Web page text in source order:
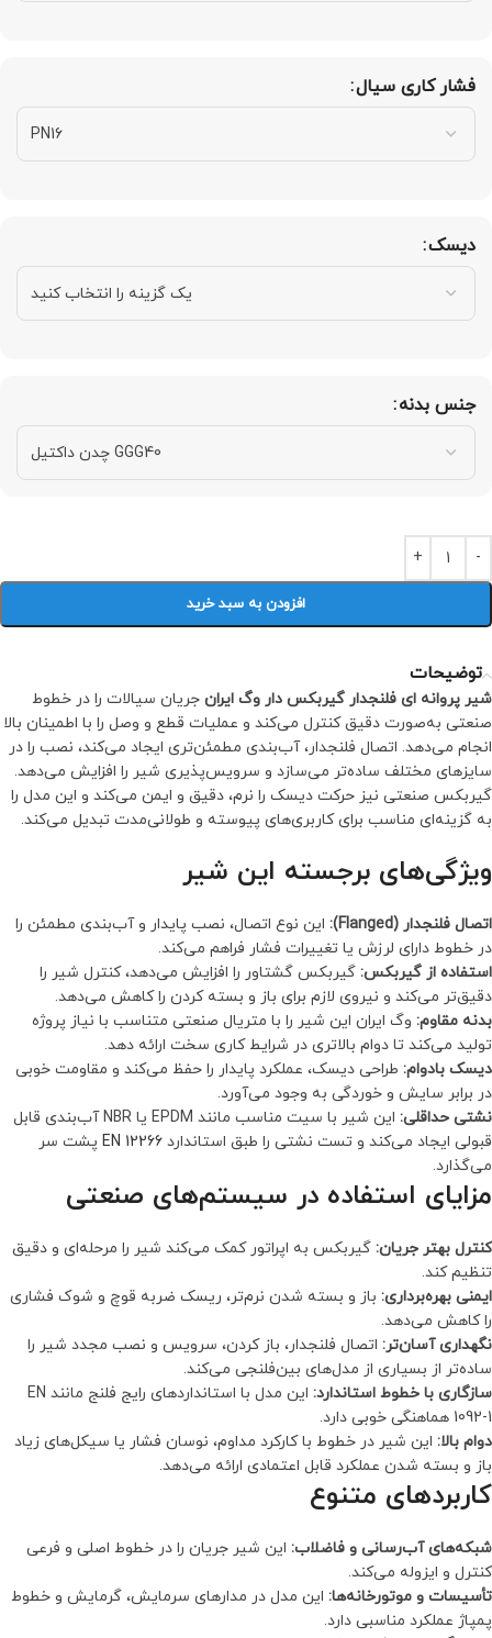
فشار کاری سیال
دیسک
جنس بدنه
افزودن به سبد خرید
توضیحات
شیر پروانه ای فلنجدار گیربکس دار وگ ایران جریان سیالات را در خطوط
صنعتی به‌صورت دقیق کنترل می‌کند و عملیات قطع و وصل را با اطمینان بالا
انجام می‌دهد. اتصال فلنجدار، آب‌بندی مطمئن‌تری ایجاد می‌کند، نصب را در
سایزهای مختلف ساده‌تر می‌سازد و سرویس‌پذیری شیر را افزایش می‌دهد.
گیربکس صنعتی نیز حرکت دیسک را نرم، دقیق و ایمن می‌کند و این مدل را
به گزینه‌ای مناسب برای کاربری‌های پیوسته و طولانی‌مدت تبدیل می‌کند.
ویژگی‌های برجسته این شیر
اتصال فلنجدار (Flanged):
این نوع اتصال، نصب پایدار و آب‌بندی مطمئن را
در خطوط دارای لرزش یا تغییرات فشار فراهم می‌کند.
استفاده از گیربکس: گیربکس گشتاور را افزایش می‌دهد، کنترل شیر را
دقیق‌تر می‌کند و نیروی لازم برای باز و بسته کردن را کاهش می‌دهد.
بدنه مقاوم: وگ ایران این شیر را با متریال صنعتی متناسب با نیاز پروژه
تولید می‌کند تا دوام بالاتری در شرایط کاری سخت ارائه دهد.
دیسک بادوام: طراحی دیسک، عملکرد پایدار را حفظ می‌کند و مقاومت خوبی
در برابر سایش و خوردگی به وجود می‌آورد.
نشتی حداقلی:
این شیر با سیت مناسب مانند EPDM یا NBR آب‌بندی قابل
قبولی ایجاد می‌کند و تست نشتی را طبق استاندارد EN 12266 پشت سر
می‌گذارد.
مزایای استفاده در سیستم‌های صنعتی
کنترل بهتر جریان: گیربکس به اپراتور کمک می‌کند شیر را مرحله‌ای و دقیق
تنظیم کند.
ایمنی بهره‌برداری: باز و بسته شدن نرم‌تر، ریسک ضربه قوچ و شوک فشاری
را کاهش می‌دهد.
نگهداری آسان‌تر: اتصال فلنجدار، باز کردن، سرویس و نصب مجدد شیر را
ساده‌تر از بسیاری از مدل‌های بین‌فلنجی می‌کند.
سازگاری با خطوط استاندارد:
این مدل با استانداردهای رایج فلنج مانند EN
1092-1 هماهنگی خوبی دارد.
دوام بالا: این شیر در خطوط با کارکرد مداوم، نوسان فشار یا سیکل‌های زیاد
باز و بسته شدن عملکرد قابل اعتمادی ارائه می‌دهد.
کاربردهای متنوع
شبکه‌های آب‌رسانی و فاضلاب: این شیر جریان را در خطوط اصلی و فرعی
کنترل و ایزوله می‌کند.
تأسیسات و موتورخانه‌ها: این مدل در مدارهای سرمایش، گرمایش و خطوط
پمپاژ عملکرد مناسبی دارد.